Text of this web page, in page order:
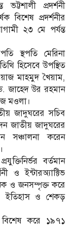
প্রদর্শনী
বিশেষ প্রদর্শনীর
২৩ মে পর্যন্ত
স্থপতি মেরিনা
হিসেবে উপস্থিত
মাহমুদ খৈয়াম,
জাহেদ উর রহমান
মওলা।
জাদুঘরের সচিব
জাতীয় জাদুঘরের
সঞ্চালনা করেন
বর্তমান
ও ইন্টারঅ্যাক্টিভ
ও জনসম্পৃক্ত করে
ইতিহাস ও শেকড়
বিশেষ করে ১৯৭১